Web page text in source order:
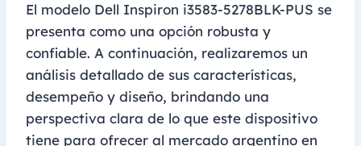
El modelo Dell Inspiron i3583-5278BLK-PUS se
presenta como una opción robusta y
confiable. A continuación, realizaremos un
análisis detallado de sus características,
desempeño y diseño, brindando una
perspectiva clara de lo que este dispositivo
tiene para ofrecer al mercado argentino en